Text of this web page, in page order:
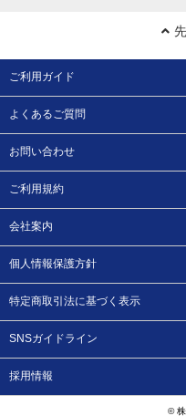
ご利用ガイド
よくあるご質問
お問い合わせ
ご利用規約
会社案内
個人情報保護方針
特定商取引法に基づく表示
SNSガイドライン
採用情報
©